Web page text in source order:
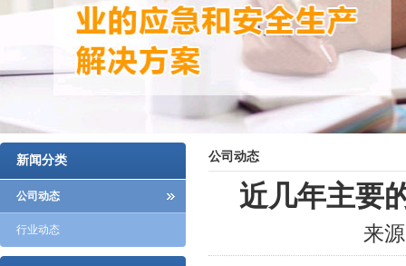
123
新闻分类
公司动态
行业动态
公司动态
近几年主要
来